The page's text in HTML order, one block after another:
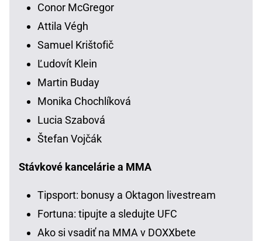
Conor McGregor
Attila Végh
Samuel Krištofič
Ľudovít Klein
Martin Buday
Monika Chochlíková
Lucia Szabová
Štefan Vojčák
Stávkové kancelárie a MMA
Tipsport: bonusy a Oktagon livestream
Fortuna: tipujte a sledujte UFC
Ako si vsadiť na MMA v DOXXbete